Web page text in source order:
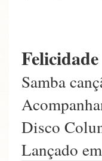
Felicidade
Samba
Disco
Lançado